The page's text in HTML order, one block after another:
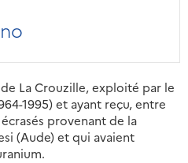
La Crouzille, exploité par le
1995) et ayant reçu, entre
provenant de la
(Aude) et qui avaient